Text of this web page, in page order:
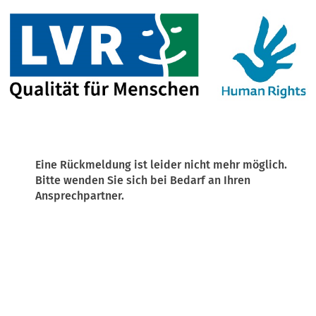
Eine Rückmeldung ist leider nicht mehr möglich.
Bitte wenden Sie sich bei Bedarf an Ihren
Ansprechpartner.